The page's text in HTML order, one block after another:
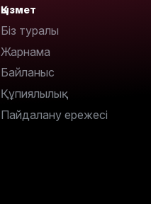
Қызмет
Біз туралы
Жарнама
Байланыс
Құпиялылық
Пайдалану ережесі